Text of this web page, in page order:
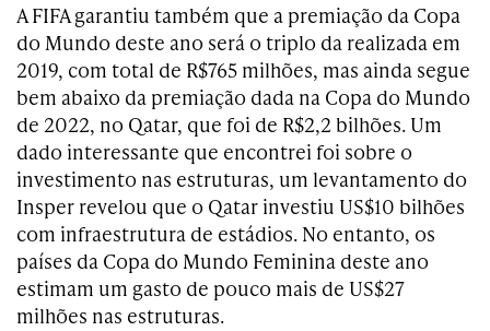
A FIFA garantiu também que a premiação da Copa
do Mundo deste ano será o triplo da realizada em
2019, com total de R$765 milhões, mas ainda segue
bem abaixo da premiação dada na Copa do Mundo
de 2022, no Qatar, que foi de R$2,2 bilhões. Um
dado interessante que encontrei foi sobre o
investimento nas estruturas, um levantamento do
Insper revelou que o Qatar investiu US$10 bilhões
com infraestrutura de estádios. No entanto, os
países da Copa do Mundo Feminina deste ano
estimam um gasto de pouco mais de US$27
milhões nas estruturas.